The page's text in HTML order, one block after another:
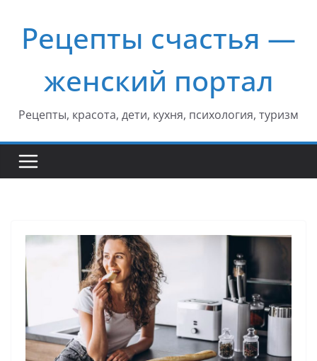
содержимому
Рецепты счастья —
женский портал
Рецепты, красота, дети, кухня, психология, туризм